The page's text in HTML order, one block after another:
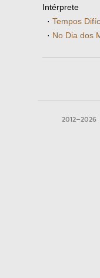
Intérprete
· Tempos
· No Dia dos
2012—2026